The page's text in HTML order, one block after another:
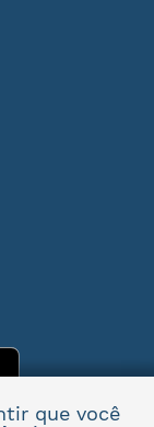
que você